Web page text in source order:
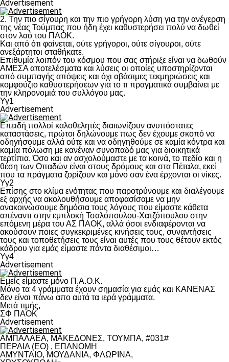
Advertisement
2. Την πιο σίγουρη και την πιο γρήγορη λύση για την ανέγερση
της νέας Τούμπας που ήδη έχει καθυστερήσει πολύ να δωθεί
στον λαό του ΠΑΟΚ.
Και από ότι φαίνεται, ούτε γρήγοροι, ούτε σίγουροι, ούτε
ανεξάρτητοι σταθήκατε.
Επιθυμία λοιπόν του κόσμου που σας στήριξε είναι να δωθούν
ΑΜΕΣΑ αποτελέσματα και λύσεις οι οποίες υποστηρίζονται
από συμπαγής απόψεις και όχι αβάσιμες τεκμηριώσεις και
κομφούζιο καθυστερήσεων για το τι πραγματικά συμβαίνει με
την κληρονομιά του συλλόγου μας.
Υγ1
Advertisement
Επειδή πολλοί καλοθελητές διαιωνίζουν ανυπόστατες
καταστάσεις, πρώτοι δηλώνουμε πως δεν έχουμε σκοπό να
οδηγήσουμε αλλά ούτε και να οδηγηθούμε σε καμία κόντρα και
καμία πόλωση με κανέναν συνοπαδό μας για διοικητικά
τερτίπια. Όσο και αν ασχολούμαστε με τα κοινά, το πεδίο και η
θέση των Οπαδών είναι στους δρόμους και στα Πέταλα, εκεί
που τα πράγματα ζορίζουν και μόνο σαν ένα έρχονται οι νίκες.
Υγ2
Επίσης στο κλίμα ενότητας που παροτρύνουμε και διαλέγουμε
εξ αρχής να ακολουθήσουμε αποφασίσαμε να μην
ανακοινώσουμε δημόσια τους λόγους που είμαστε κάθετα
απέναντι στην εμπλοκή Τσαλόπουλου-Χατζόπουλου στην
επόμενη μέρα του ΑΣ ΠΑΟΚ, αλλά όσοι ενδιαφέρονται να
ακούσουν ποιες συγκεκριμένες κινήσεις τους, συναντήσεις
τους και τοποθετήσεις τους είναι αυτές που τους θέτουν εκτός
κάδρου για εμάς είμαστε πάντα διαθέσιμοι…
Υγ4
Advertisement
Εμείς είμαστε μόνο Π.Α.Ο.Κ.
Μόνο τα 4 γράμματα έχουν σημασία για εμάς και ΚΑΝΕΝΑΣ
δεν είναι πάνω απο αυτά τα ιερά γράμματα.
Μετά τιμής,
ΣΦ ΠΑΟΚ
Advertisement
ΑΜΠΑΛΑΕΑ, ΜΑΚΕΔΟΝΕΣ, ΤΟΥΜΠΑ, #031#
ΠΕΡΑΙΑ (ΕΟ) , ΕΠΑΝΟΜΗ
ΑΜΥΝΤΑΙΟ, ΜΟΥΔΑΝΙΑ, ΦΛΩΡΙΝΑ,